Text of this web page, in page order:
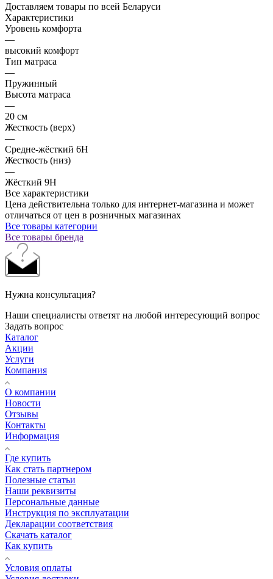
Доставляем товары по всей Беларуси
Характеристики
Уровень комфорта
—
высокий комфорт
Тип матраса
—
Пружинный
Высота матраса
—
20 см
Жесткость (верх)
—
Средне-жёсткий 6H
Жесткость (низ)
—
Жёсткий 9H
Все характеристики
Цена действительна только для интернет-магазина и может
отличаться от цен в розничных магазинах
Все товары категории
Все товары бренда
Нужна консультация?
Наши специалисты ответят на любой интересующий вопрос
Задать вопрос
Каталог
Акции
Услуги
Компания
О компании
Новости
Отзывы
Контакты
Информация
Где купить
Как стать партнером
Полезные статьи
Наши реквизиты
Персональные данные
Инструкция по эксплуатации
Декларации соответствия
Скачать каталог
Как купить
Условия оплаты